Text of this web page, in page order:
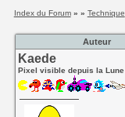
Index du Forum» » Technique
Auteur
Kaede
Pixel visible depuis la Lune